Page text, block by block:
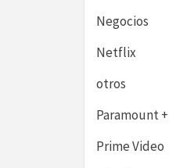
Negocios
Netflix
otros
Paramount +
Prime Video